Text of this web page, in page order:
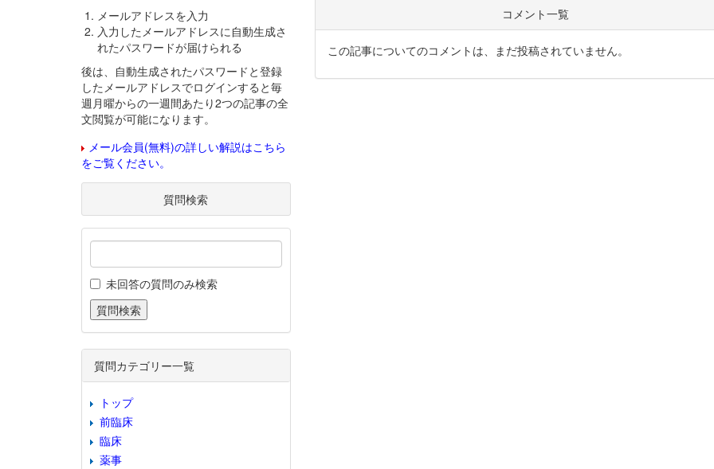
コメント一覧
この記事についてのコメントは、まだ投稿されていません。
メールアドレスを入力
入力したメールアドレスに自動生成さ
れたパスワードが届けられる
後は、自動生成されたパスワードと登録
したメールアドレスでログインすると毎
週月曜からの一週間あたり2つの記事の全
文閲覧が可能になります。
メール会員(無料)の詳しい解説はこちら
をご覧ください。
質問検索
未回答の質問のみ検索
質問カテゴリー一覧
トップ
前臨床
臨床
薬事